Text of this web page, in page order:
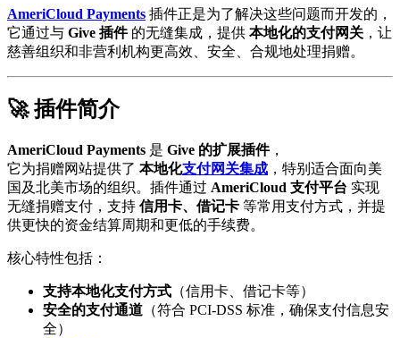
AmeriCloud Payments 插件正是为了解决这些问题而开发的，
它通过与 Give 插件的无缝集成，提供 本地化的支付网关 ，让
慈善组织和非营利机构更高效、安全、合规地处理捐赠。
🚀 插件简介
AmeriCloud Payments 是 Give 的扩展插件，
它为捐赠网站提供了 本地化支付网关集成 ，特别适合面向美
国及北美市场的组织。插件通过 AmeriCloud 支付平台 实现
无缝捐赠支付，支持 信用卡、借记卡 等常用支付方式，并提
供更快的资金结算周期和更低的手续费。
核心特性包括：
支持本地化支付方式 （信用卡、借记卡等）
安全的支付通道 （符合 PCI-DSS 标准，确保支付信息安
全）